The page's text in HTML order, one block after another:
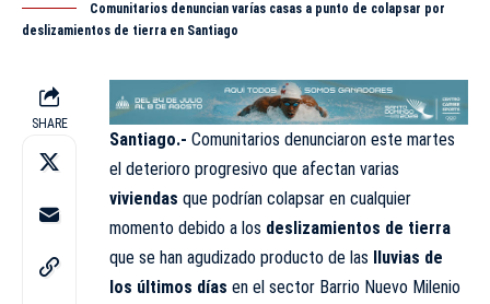
Comunitarios denuncian varías casas a punto de colapsar por
deslizamientos de tierra en Santiago
SHARE
Santiago.- Comunitarios denunciaron este martes
el deterioro progresivo que afectan varias
viviendas que podrían colapsar en cualquier
momento debido a los deslizamientos de tierra
que se han agudizado producto de las lluvias de
los últimos días en el sector Barrio Nuevo Milenio